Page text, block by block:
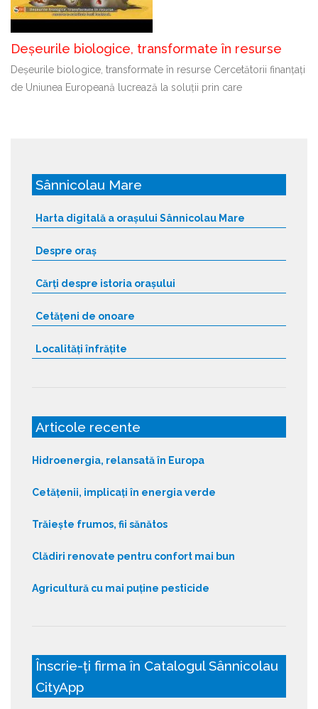
Deșeurile biologice, transformate în resurse
Deșeurile biologice, transformate în resurse Cercetătorii finanțați
de Uniunea Europeană lucrează la soluții prin care
Sânnicolau Mare
Harta digitală a orașului Sânnicolau Mare
Despre oraș
Cărți despre istoria orașului
Cetățeni de onoare
Localități înfrățite
Articole recente
Hidroenergia, relansată în Europa
Cetățenii, implicați în energia verde
Trăiește frumos, fii sănătos
Clădiri renovate pentru confort mai bun
Agricultură cu mai puține pesticide
Înscrie-ți firma în Catalogul Sânnicolau
CityApp